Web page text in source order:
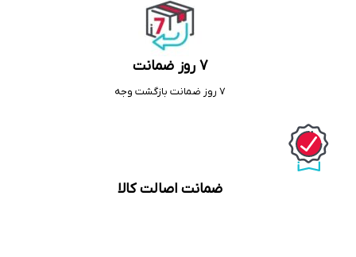
7 روز ضمانت
7 روز ضمانت بازگشت وجه
ضمانت اصالت کالا